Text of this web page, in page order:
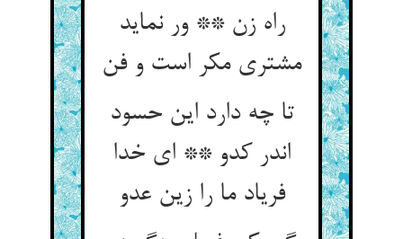
راه زن ** ور نماید
مشتری مکر است و فن‏
تا چه دارد این حسود
اندر کدو ** ای خدا
فریاد ما را زین عدو